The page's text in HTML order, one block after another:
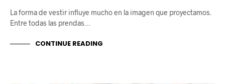
La forma de vestir influye mucho en la imagen que proyectamos.
Entre todas las prendas…
CONTINUE READING